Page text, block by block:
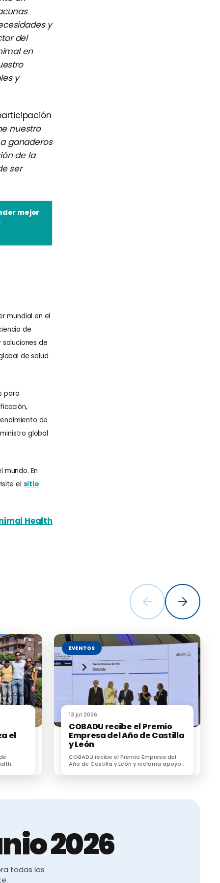
y
del
en
y
nuestro
ganaderos
de la
ser
mejor
mundial en el
de
de
de salud
para
de
global
En
el sitio
Health
el
EVENTOS
13 jul 2026
COBADU recibe el Premio
Empresa del Año de Castilla
y León
COBADU recibe el Premio Empresa del
Año de Castilla y León y reclama apoyo
futuro del medio rural
2026
todas las